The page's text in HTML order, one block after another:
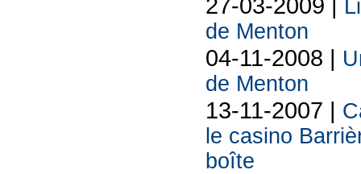
de Menton
04-11-2008 |
de Menton
13-11-2007 |
le casino
boîte